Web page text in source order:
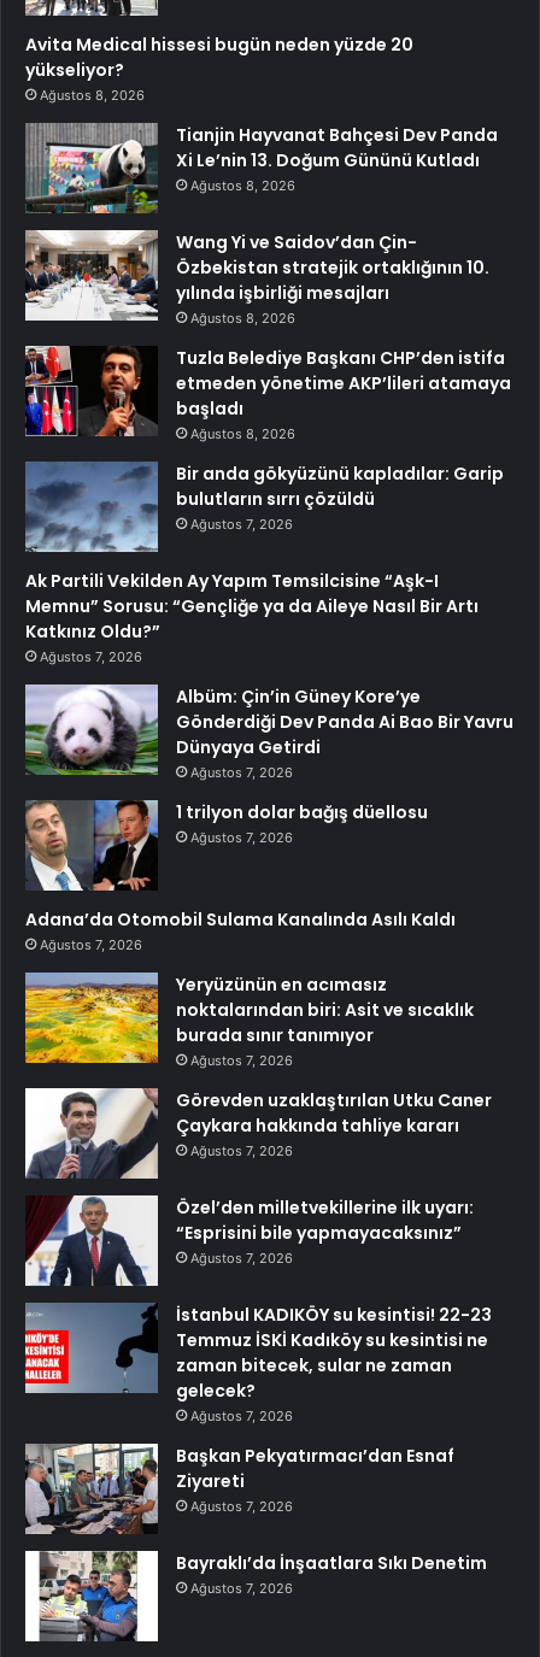
Avita Medical hissesi bugün neden yüzde 20
yükseliyor?
Ağustos 8, 2026
Tianjin Hayvanat Bahçesi Dev Panda
Xi Le’nin 13. Doğum Gününü Kutladı
Ağustos 8, 2026
Wang Yi ve Saidov’dan Çin-
Özbekistan stratejik ortaklığının 10.
yılında işbirliği mesajları
Ağustos 8, 2026
Tuzla Belediye Başkanı CHP’den istifa
etmeden yönetime AKP’lileri atamaya
başladı
Ağustos 8, 2026
Bir anda gökyüzünü kapladılar: Garip
bulutların sırrı çözüldü
Ağustos 7, 2026
Ak Partili Vekilden Ay Yapım Temsilcisine “Aşk-I
Memnu” Sorusu: “Gençliğe ya da Aileye Nasıl Bir Artı
Katkınız Oldu?”
Ağustos 7, 2026
Albüm: Çin’in Güney Kore’ye
Gönderdiği Dev Panda Ai Bao Bir Yavru
Dünyaya Getirdi
Ağustos 7, 2026
1 trilyon dolar bağış düellosu
Ağustos 7, 2026
Adana’da Otomobil Sulama Kanalında Asılı Kaldı
Ağustos 7, 2026
Yeryüzünün en acımasız
noktalarından biri: Asit ve sıcaklık
burada sınır tanımıyor
Ağustos 7, 2026
Görevden uzaklaştırılan Utku Caner
Çaykara hakkında tahliye kararı
Ağustos 7, 2026
Özel’den milletvekillerine ilk uyarı:
“Esprisini bile yapmayacaksınız”
Ağustos 7, 2026
İstanbul KADIKÖY su kesintisi! 22-23
Temmuz İSKİ Kadıköy su kesintisi ne
zaman bitecek, sular ne zaman
gelecek?
Ağustos 7, 2026
Başkan Pekyatırmacı’dan Esnaf
Ziyareti
Ağustos 7, 2026
Bayraklı’da İnşaatlara Sıkı Denetim
Ağustos 7, 2026